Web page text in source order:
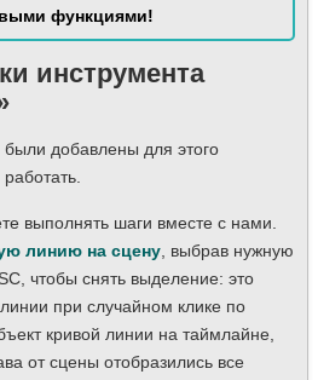
функциями!
инструмента
добавлены для этого
выполнять шаги вместе с нами.
линию на сцену , выбрав нужную
чтобы снять выделение: это
при случайном клике по
кривой линии на таймлайне,
от сцены отобразились все